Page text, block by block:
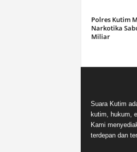
Polres Kutim
Narkotika
Miliar
Suara Kutim
kutim, hukum,
Kami
terdepan dan